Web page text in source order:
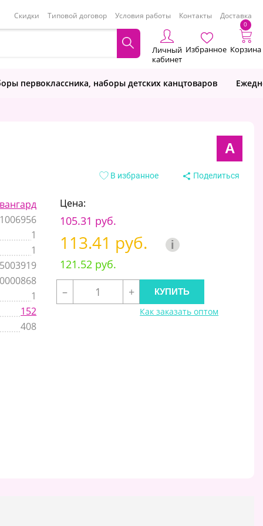
Скидки Типовой договор Условия работы Контакты Доставка
Личный
кабинет
Избранное
0
Корзина
первоклассника, наборы детских канцтоваров
А
В избранное Поделиться
1006956
1
1
1
152
408
Цена:
105.31 руб.
113.41 руб. i
121.52 руб.
–
+
Как заказать оптом